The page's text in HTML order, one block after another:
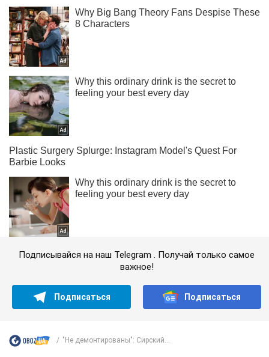
Подписывайся на наш Telegram . Получай только самое
важное!
Подписаться Подписаться
"Не демонтированы": Сирский...